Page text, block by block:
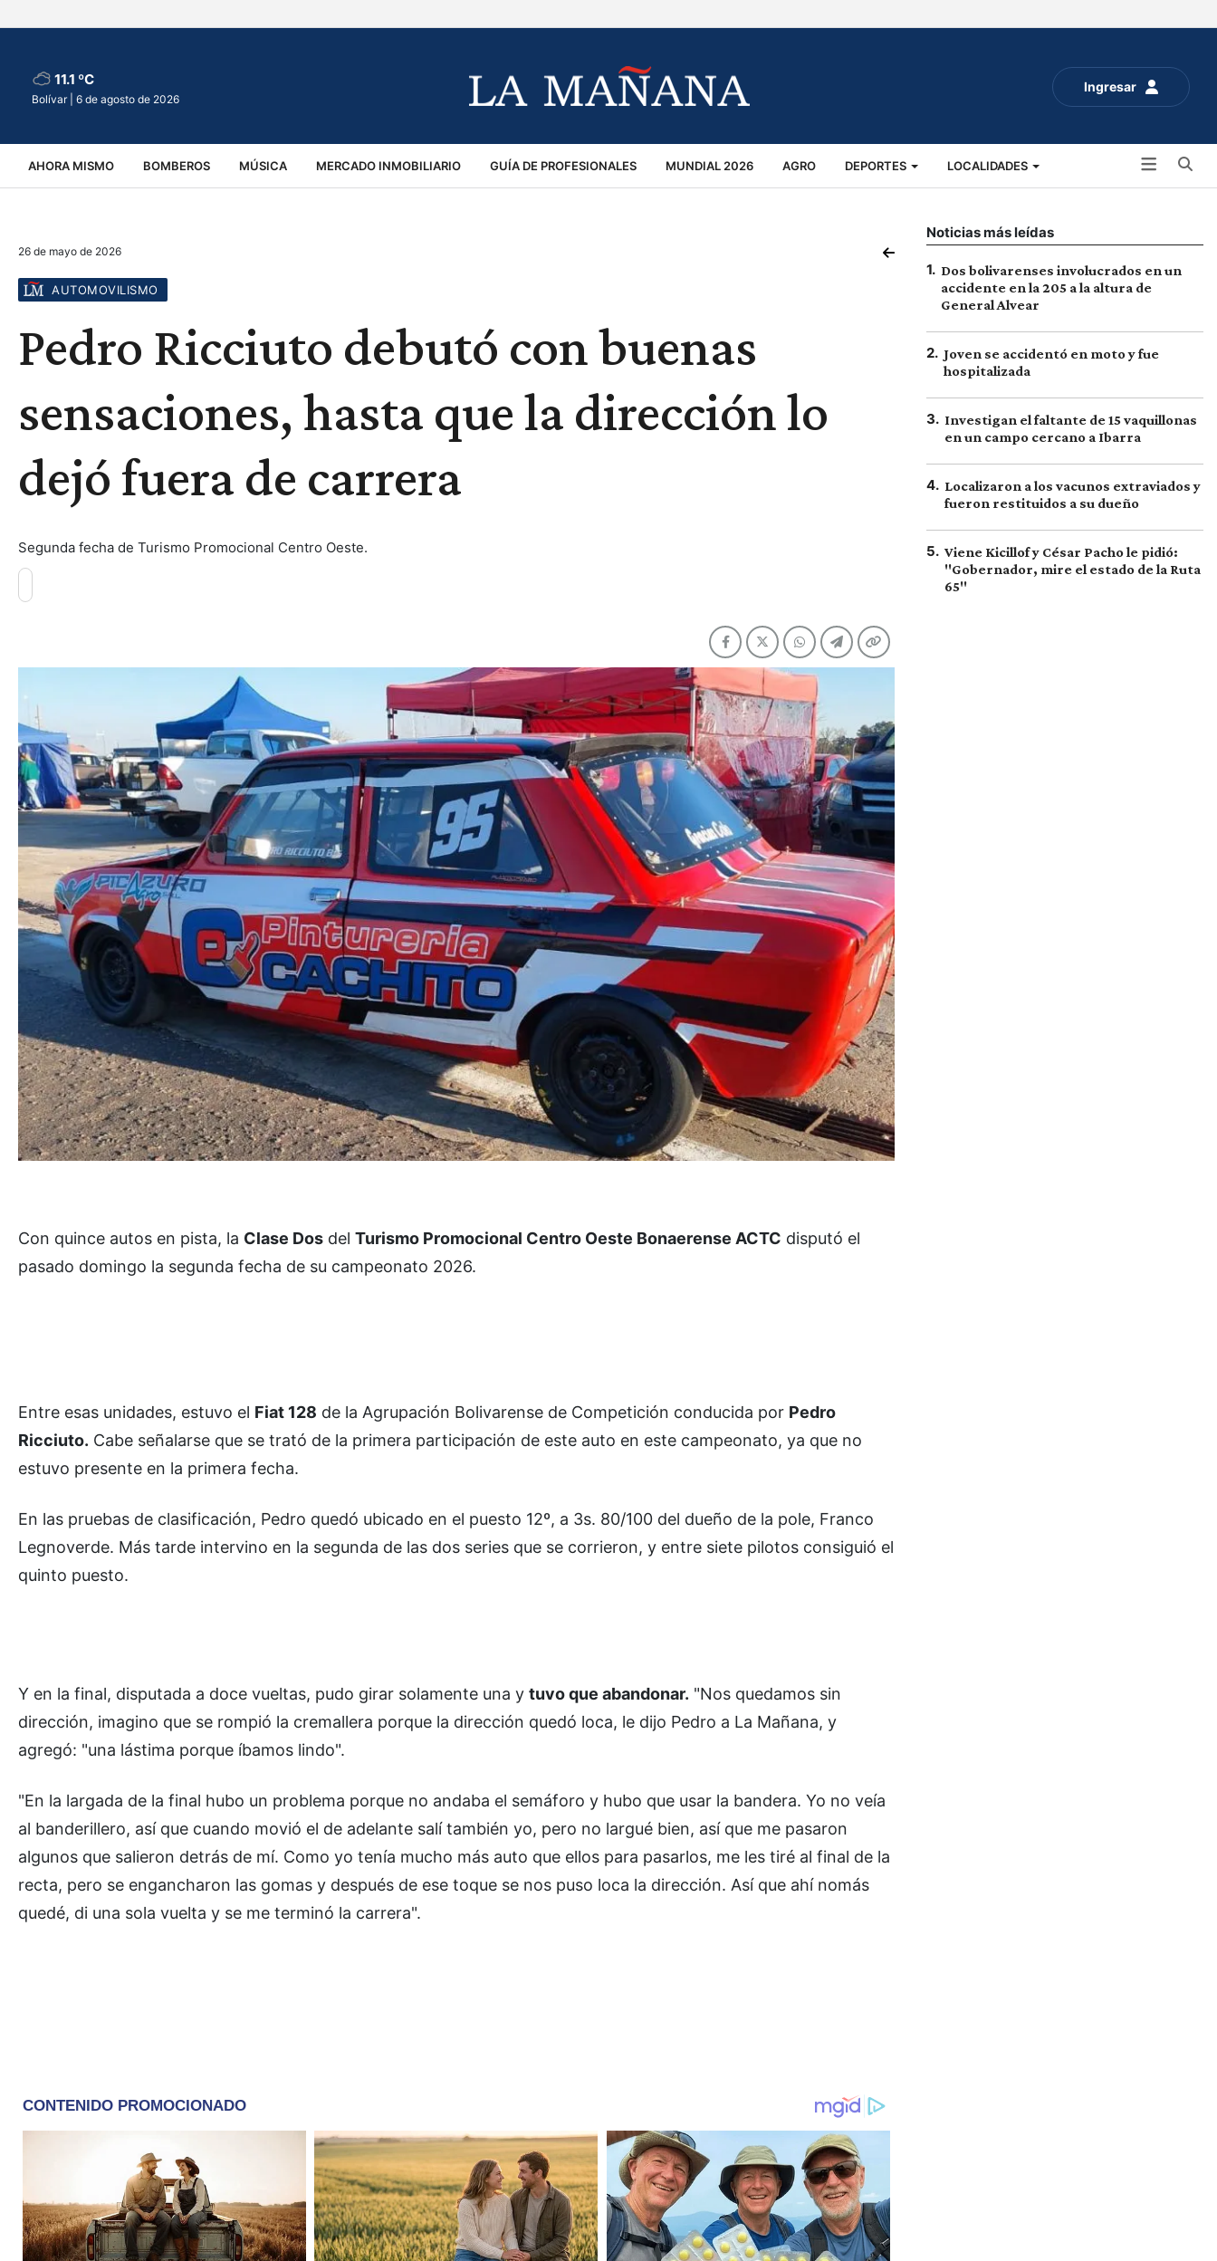
Ingresar
11.1 ºC
Bolívar | 6 de agosto de 2026
AHORA MISMO BOMBEROS MÚSICA MERCADO INMOBILIARIO GUÍA DE PROFESIONALES MUNDIAL 2026 AGRO DEPORTES LOCALIDADES
VIRALES ACCIDENTES
26 de mayo de 2026
AUTOMOVILISMO
Pedro Ricciuto debutó con buenas
sensaciones, hasta que la dirección lo
dejó fuera de carrera
Segunda fecha de Turismo Promocional Centro Oeste.
Con quince autos en pista, la Clase Dos del Turismo Promocional Centro Oeste Bonaerense ACTC disputó el
pasado domingo la segunda fecha de su campeonato 2026.
Entre esas unidades, estuvo el Fiat 128 de la Agrupación Bolivarense de Competición conducida por Pedro
Ricciuto. Cabe señalarse que se trató de la primera participación de este auto en este campeonato, ya que no
estuvo presente en la primera fecha.
En las pruebas de clasificación, Pedro quedó ubicado en el puesto 12º, a 3s. 80/100 del dueño de la pole, Franco
Legnoverde. Más tarde intervino en la segunda de las dos series que se corrieron, y entre siete pilotos consiguió el
quinto puesto.
Y en la final, disputada a doce vueltas, pudo girar solamente una y tuvo que abandonar. "Nos quedamos sin
dirección, imagino que se rompió la cremallera porque la dirección quedó loca, le dijo Pedro a La Mañana, y
agregó: "una lástima porque íbamos lindo".
"En la largada de la final hubo un problema porque no andaba el semáforo y hubo que usar la bandera. Yo no veía
al banderillero, así que cuando movió el de adelante salí también yo, pero no largué bien, así que me pasaron
algunos que salieron detrás de mí. Como yo tenía mucho más auto que ellos para pasarlos, me les tiré al final de la
recta, pero se engancharon las gomas y después de ese toque se nos puso loca la dirección. Así que ahí nomás
quedé, di una sola vuelta y se me terminó la carrera".
Noticias más leídas
1. Dos bolivarenses involucrados en un
accidente en la 205 a la altura de
General Alvear
2. Joven se accidentó en moto y fue
hospitalizada
3. Investigan el faltante de 15 vaquillonas
en un campo cercano a Ibarra
4. Localizaron a los vacunos extraviados y
fueron restituidos a su dueño
5. Viene Kicillof y César Pacho le pidió:
"Gobernador, mire el estado de la Ruta
65"